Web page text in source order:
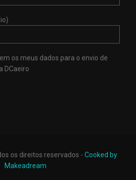
os meus dados para o envio de
DCaeiro
os direitos reservados - Cooked by
Makeadream